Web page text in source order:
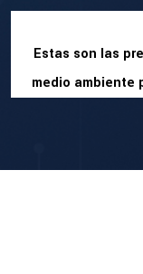
Estas son las
medio ambiente